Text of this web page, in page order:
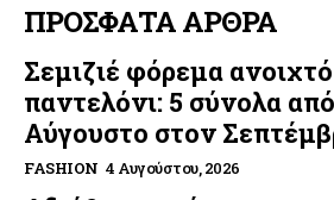
ΠΡΟΣΦΑΤΑ ΑΡΘΡΑ
Σεμιζιέ φόρεμα
παντελόνι: 5 σύνολα
Αύγουστο στον
FASHION 4 Αυγούστου, 2026